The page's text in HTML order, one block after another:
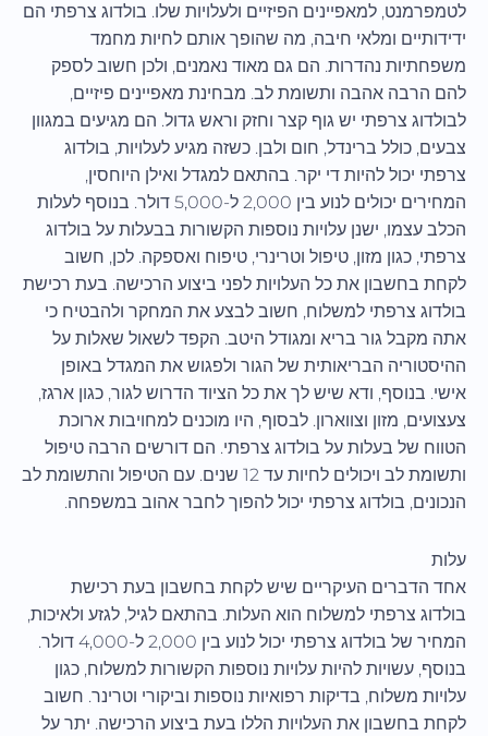
לטמפרמנט, למאפיינים הפיזיים ולעלויות שלו. בולדוג צרפתי הם
ידידותיים ומלאי חיבה, מה שהופך אותם לחיות מחמד
משפחתיות נהדרות. הם גם מאוד נאמנים, ולכן חשוב לספק
להם הרבה אהבה ותשומת לב. מבחינת מאפיינים פיזיים,
לבולדוג צרפתי יש גוף קצר וחזק וראש גדול. הם מגיעים במגוון
צבעים, כולל ברינדל, חום ולבן. כשזה מגיע לעלויות, בולדוג
צרפתי יכול להיות די יקר. בהתאם למגדל ואילן היוחסין,
המחירים יכולים לנוע בין 2,000 ל-5,000 דולר. בנוסף לעלות
הכלב עצמו, ישנן עלויות נוספות הקשורות בבעלות על בולדוג
צרפתי, כגון מזון, טיפול וטרינרי, טיפוח ואספקה. לכן, חשוב
לקחת בחשבון את כל העלויות לפני ביצוע הרכישה. בעת רכישת
בולדוג צרפתי למשלוח, חשוב לבצע את המחקר ולהבטיח כי
אתה מקבל גור בריא ומגודל היטב. הקפד לשאול שאלות על
ההיסטוריה הבריאותית של הגור ולפגוש את המגדל באופן
אישי. בנוסף, ודא שיש לך את כל הציוד הדרוש לגור, כגון ארגז,
צעצועים, מזון וצווארון. לבסוף, היו מוכנים למחויבות ארוכת
הטווח של בעלות על בולדוג צרפתי. הם דורשים הרבה טיפול
ותשומת לב ויכולים לחיות עד 12 שנים. עם הטיפול והתשומת לב
הנכונים, בולדוג צרפתי יכול להפוך לחבר אהוב במשפחה.
עלות
אחד הדברים העיקריים שיש לקחת בחשבון בעת רכישת
בולדוג צרפתי למשלוח הוא העלות. בהתאם לגיל, לגזע ולאיכות,
המחיר של בולדוג צרפתי יכול לנוע בין 2,000 ל-4,000 דולר.
בנוסף, עשויות להיות עלויות נוספות הקשורות למשלוח, כגון
עלויות משלוח, בדיקות רפואיות נוספות וביקורי וטרינר. חשוב
לקחת בחשבון את העלויות הללו בעת ביצוע הרכישה. יתר על